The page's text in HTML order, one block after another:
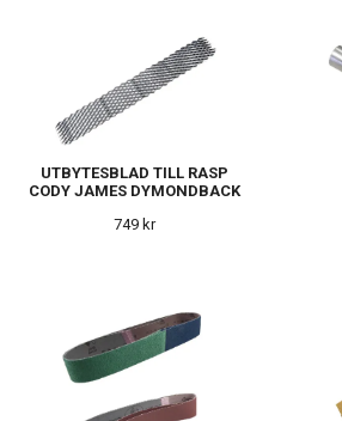
UTBYTESBLAD TILL RASP
CODY JAMES DYMONDBACK
749 kr